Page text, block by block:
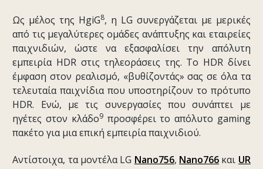
Ως μέλος της HgiG8, η LG συνεργάζεται με μερικές
από τις μεγαλύτερες ομάδες ανάπτυξης και εταιρείες
παιχνιδιών, ώστε να εξασφαλίσει την απόλυτη
εμπειρία HDR στις τηλεοράσεις της. Το HDR δίνει
έμφαση στον ρεαλισμό, «βυθίζοντάς» σας σε όλα τα
τελευταία παιχνίδια που υποστηρίζουν το πρότυπο
HDR. Ενώ, με τις συνεργασίες που συνάπτει με
ηγέτες στον κλάδο9προσφέρει το απόλυτο gaming
πακέτο για μια επική εμπειρία παιχνιδιού.
Αντίστοιχα, τα μοντέλα LG Nano756, Nano766 και UR